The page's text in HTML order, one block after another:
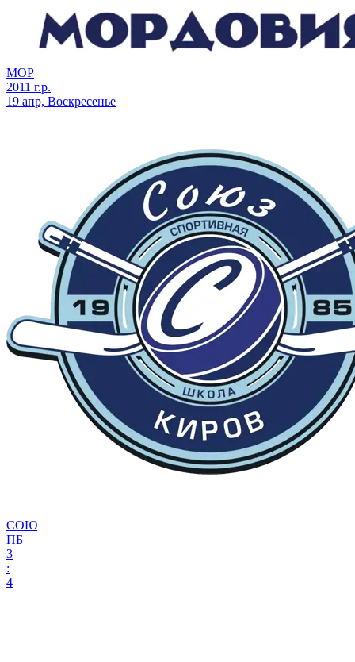
МОР
2011 г.р.
19 апр, Воскресенье
СОЮ
ПБ
3
:
4